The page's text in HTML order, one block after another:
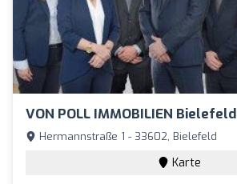
VON POLL IMMOBILIEN Bielefeld
Hermannstraße 1 - 33602, Bielefeld
Karte